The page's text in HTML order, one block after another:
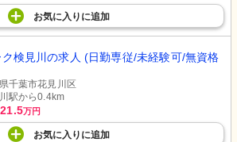
お気に入り に追加
検見川の求人 (日勤専従/未経験可/無資格
千葉市花見川区
駅から0.4km
21.5万円
お気に入り に追加